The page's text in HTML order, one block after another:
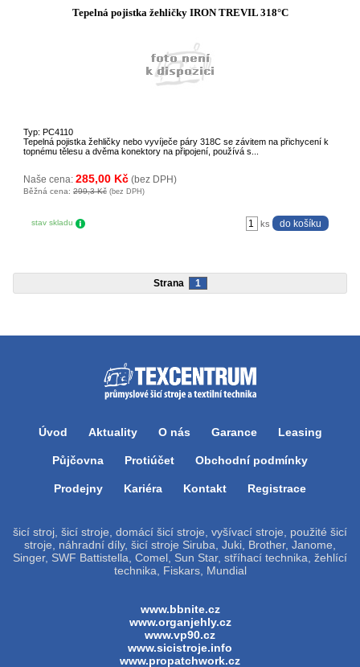
Tepelná pojistka žehličky IRON TREVIL 318°C
Typ: PC4110
Tepelná pojistka žehličky nebo vyvíječe páry 318C se závitem na přichycení k
topnému tělesu a dvěma konektory na připojení, používá s...
Naše cena: 285,00 Kč (bez DPH)
Běžná cena: 299,3 Kč (bez DPH)
stav skladu ks
Strana 1
Úvod Aktuality O nás Garance Leasing
Půjčovna Protiúčet Obchodní podmínky
Prodejny Kariéra Kontakt Registrace
šicí stroj, šicí stroje, domácí šicí stroje, vyšívací stroje, použité šicí
stroje, náhradní díly, šicí stroje Siruba, Juki, Brother, Janome,
Singer, SWF Battistella, Comel, Sun Star, stříhací technika, žehlící
technika, Fiskars, Mundial
www.bbnite.cz
www.organjehly.cz
www.vp90.cz
www.sicistroje.info
www.propatchwork.cz